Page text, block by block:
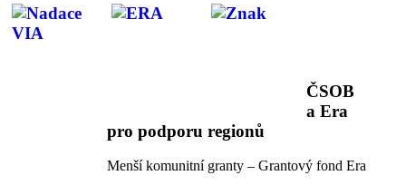
ČSOB
a Era
pro podporu regionů
Menší komunitní granty – Grantový fond Era